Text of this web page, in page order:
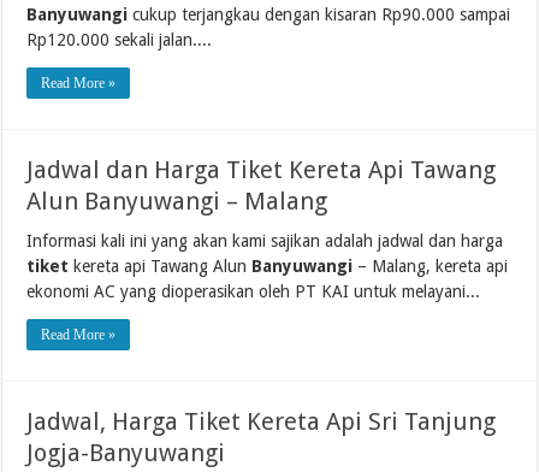
Banyuwangi cukup terjangkau dengan kisaran Rp90.000 sampai
Rp120.000 sekali jalan....
Read More »
Jadwal dan Harga Tiket Kereta Api Tawang
Alun Banyuwangi – Malang
Informasi kali ini yang akan kami sajikan adalah jadwal dan harga
tiket kereta api Tawang Alun Banyuwangi – Malang, kereta api
ekonomi AC yang dioperasikan oleh PT KAI untuk melayani...
Read More »
Jadwal, Harga Tiket Kereta Api Sri Tanjung
Jogja-Banyuwangi